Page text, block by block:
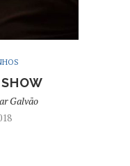
Galvão